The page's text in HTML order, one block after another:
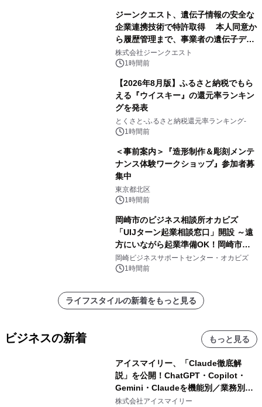
ジーンクエスト、遺伝子情報の安全な
企業連携技術で特許取得 本人同意か
ら履歴管理まで、事業者の遺伝子デー
タ活用を支援
株式会社ジーンクエスト
1時間前
【2026年8月版】ふるさと納税でもら
える『ウイスキー』の還元率ランキン
グを発表
とくさと-ふるさと納税還元率ランキング-
1時間前
＜事前案内＞『造形制作＆彫刻メンテ
ナンス体験ワークショップ』参加者募
集中
東京都北区
1時間前
岡崎市のビジネス相談所オカビズ
「UIJターン起業相談窓口」開設 ～遠
方にいながら起業準備OK！岡崎市を
挑戦者があつまるまちに～
岡崎ビジネスサポートセンター・オカビズ
1時間前
ライフスタイルの新着をもっと見る
ビジネスの新着 もっと見る
アイスマイリー、「Claude徹底解
説」を公開！ChatGPT・Copilot・
Gemini・Claudeを機能別／業務別に
比較―自社に合う生成AIの選び方がわ
株式会社アイスマイリー